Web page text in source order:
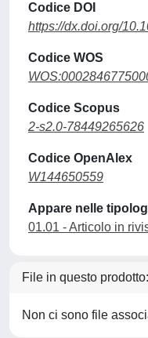
Codice DOI
https://dx.doi.org/
Codice WOS
Codice Scopus
2-s2.0-78449265626
Codice OpenAlex
W144650559
Appare nelle
01.01 - Articolo in
File in questo prodotto:
Non ci sono file